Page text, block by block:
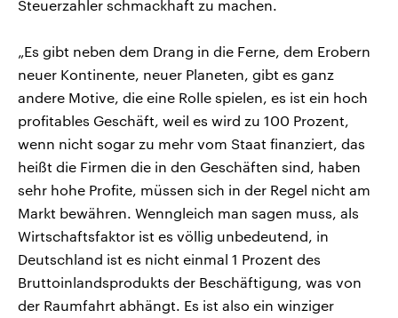
Steuerzahler schmackhaft zu machen.
„Es gibt neben dem Drang in die Ferne, dem Erobern
neuer Kontinente, neuer Planeten, gibt es ganz
andere Motive, die eine Rolle spielen, es ist ein hoch
profitables Geschäft, weil es wird zu 100 Prozent,
wenn nicht sogar zu mehr vom Staat finanziert, das
heißt die Firmen die in den Geschäften sind, haben
sehr hohe Profite, müssen sich in der Regel nicht am
Markt bewähren. Wenngleich man sagen muss, als
Wirtschaftsfaktor ist es völlig unbedeutend, in
Deutschland ist es nicht einmal 1 Prozent des
Bruttoinlandsprodukts der Beschäftigung, was von
der Raumfahrt abhängt. Es ist also ein winziger